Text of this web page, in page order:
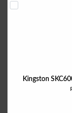
Kingston